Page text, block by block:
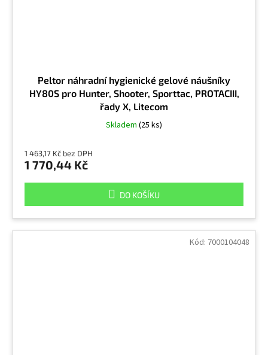
Peltor náhradní hygienické gelové náušníky
HY80S pro Hunter, Shooter, Sporttac, PROTACIII,
řady X, Litecom
Skladem (25 ks)
1 463,17 Kč bez DPH
1 770,44 Kč
DO KOŠÍKU
Kód: 7000104048